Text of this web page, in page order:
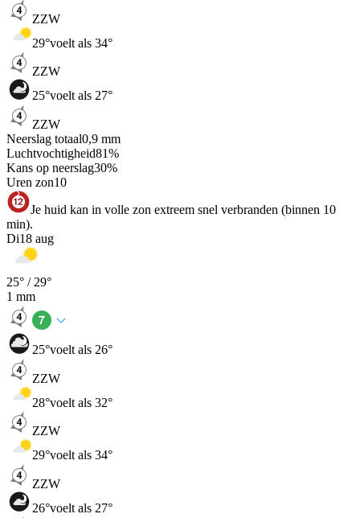
ZZW
29°voelt als 34°
ZZW
25°voelt als 27°
ZZW
Neerslag totaal0,9 mm
Luchtvochtigheid81%
Kans op neerslag30%
Uren zon10
Je huid kan in volle zon extreem snel verbranden (binnen 10
min).
Di18 aug
25° / 29°
1 mm
25°voelt als 26°
ZZW
28°voelt als 32°
ZZW
29°voelt als 34°
ZZW
26°voelt als 27°